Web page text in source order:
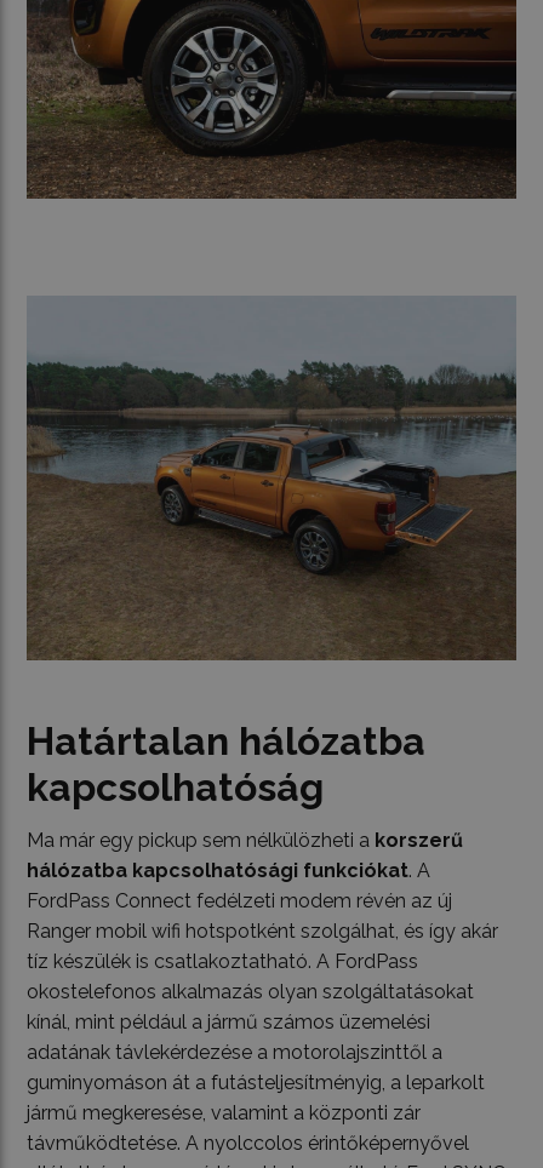
Határtalan hálózatba
kapcsolhatóság
Ma már egy pickup sem nélkülözheti a korszerű
hálózatba kapcsolhatósági funkciókat. A
FordPass Connect fedélzeti modem révén az új
Ranger mobil wifi hotspotként szolgálhat, és így akár
tíz készülék is csatlakoztatható. A FordPass
okostelefonos alkalmazás olyan szolgáltatásokat
kínál, mint például a jármű számos üzemelési
adatának távlekérdezése a motorolajszinttől a
guminyomáson át a futásteljesítményig, a leparkolt
jármű megkeresése, valamint a központi zár
távműködtetése. A nyolccolos érintőképernyővel